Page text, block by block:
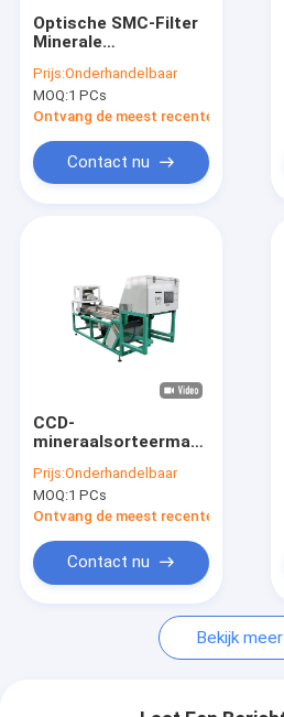
Videos
VR-show
Kwaliteitscontrole
Contacteer ons
Verzoek om een Citaat
Optische SMC-Filter
Minerale
Kwartssteen
1000kg/H
Prijs:Onderhandelbaar
MOQ:1 PCs
Ontvang de meest recente Prijs
Contact nu
CCD-
mineraalsorteermachine
zandsteen,
kleursoortmachine
Prijs:Onderhandelbaar
MOQ:1 PCs
Ontvang de meest recente Prijs
Contact nu
Bekijk meer